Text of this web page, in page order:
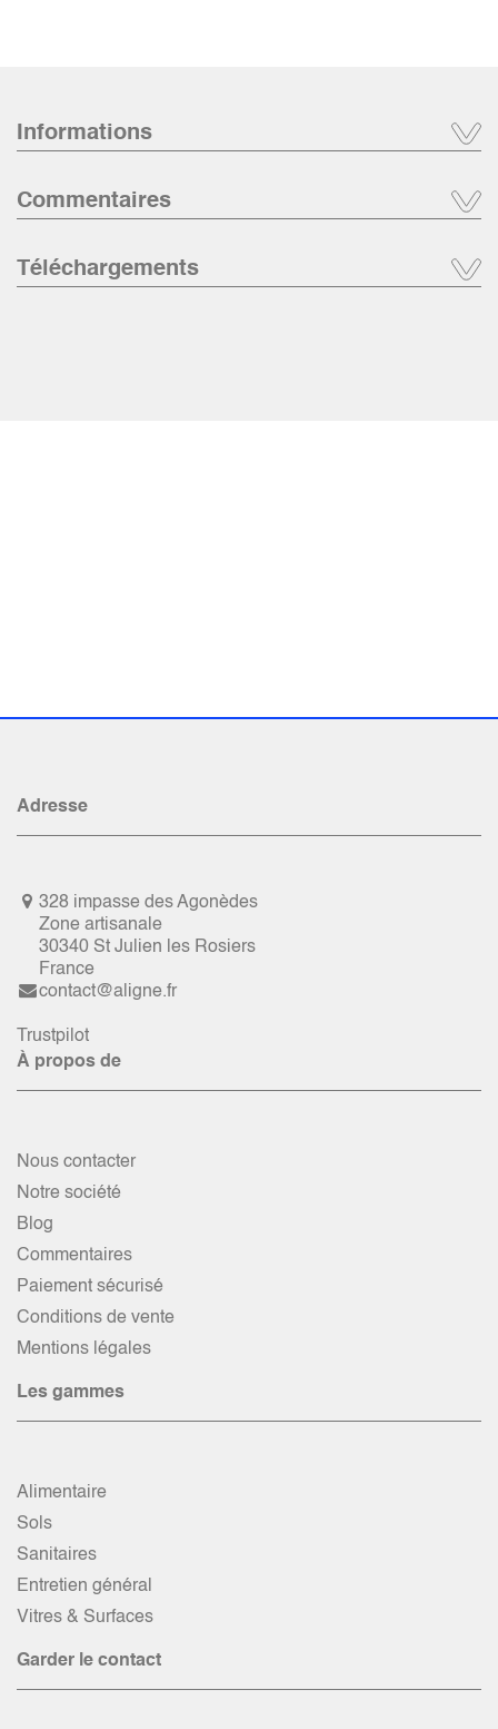
Informations
Commentaires
Téléchargements
Adresse
328 impasse des Agonèdes
Zone artisanale
30340 St Julien les Rosiers
France
contact@aligne.fr
Trustpilot
À propos de
Nous contacter
Notre société
Blog
Commentaires
Paiement sécurisé
Conditions de vente
Mentions légales
Les gammes
Alimentaire
Sols
Sanitaires
Entretien général
Vitres & Surfaces
Garder le contact